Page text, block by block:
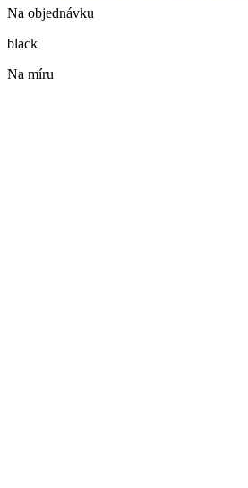
Na objednávku
black
Na míru